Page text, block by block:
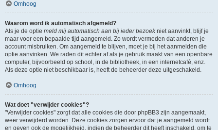
Omhoog
Waarom word ik automatisch afgemeld?
Als je de optie meld mij automatisch aan bij ieder bezoekniet aanvinkt, blijf je
maar voor een bepaalde tijd aangemeld. Zo wordt vermeden dat anderen je
account misbruiken. Om aangemeld te blijven, moet je bij het aanmelden die
optie aanvinken. We raden dit echter af als je gebruik maakt van een openbare
computer, bijvoorbeeld op school, in de bibliotheek, in een internetcafé, enz.
Als deze optie niet beschikbaar is, heeft de beheerder deze uitgeschakeld.
Omhoog
Wat doet "verwijder cookies"?
"Verwijder cookies" zorgt dat alle cookies die door phpBB3 zijn aangemaakt,
weer verwijderd worden. Deze cookies zorgen ervoor dat je aangemeld wordt
en geven ook de mogelijkheid, indien de beheerder dit heeft inschakeld, om te